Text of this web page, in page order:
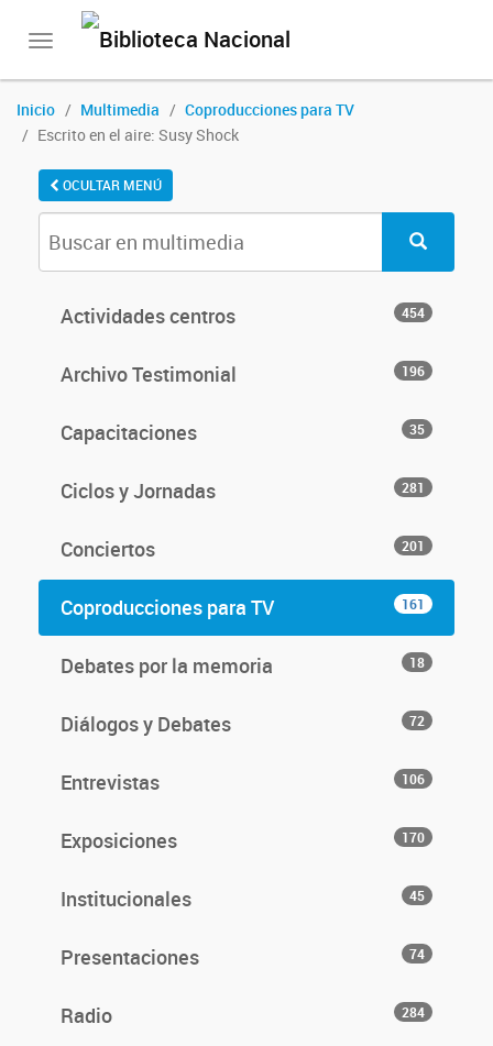
Toggle
Inicio Multimedia
Coproducciones para TV
Escrito en el aire: Susy Shock
OCULTAR MENÚ
Actividades centros 454
Archivo Testimonial 196
Capacitaciones 35
Ciclos y Jornadas 281
Conciertos 201
Coproducciones para TV 161
Debates por la memoria 18
Diálogos y Debates 72
Entrevistas 106
Exposiciones 170
Institucionales 45
Presentaciones 74
Radio 284